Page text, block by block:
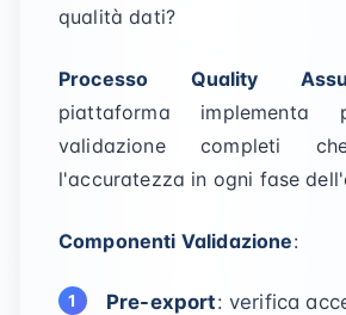
qualità dati?
Processo Quality
piattaforma implementa
validazione completi
l'accuratezza in ogni fase
Componenti Validazione:
Pre-export: verifica